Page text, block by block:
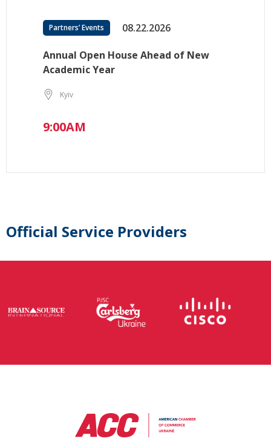
Partners’ Events 08.22.2026
Annual Open House Ahead of New
Academic Year
Kyiv
9:00AM
Official Service Providers